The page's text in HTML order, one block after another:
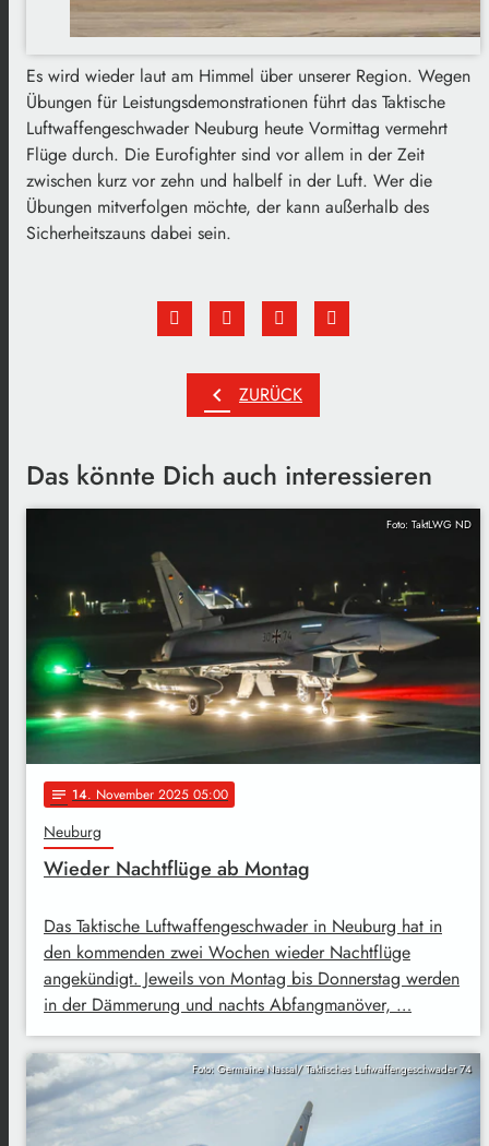
Es wird wieder laut am Himmel über unserer Region. Wegen
Übungen für Leistungsdemonstrationen führt das Taktische
Luftwaffengeschwader Neuburg heute Vormittag vermehrt
Flüge durch. Die Eurofighter sind vor allem in der Zeit
zwischen kurz vor zehn und halbelf in der Luft. Wer die
Übungen mitverfolgen möchte, der kann außerhalb des
Sicherheitszauns dabei sein.
chevron_left ZURÜCK
Das könnte Dich auch interessieren
Foto: TaktLWG ND
notes 14. November 2025 05:00
Neuburg
Wieder Nachtflüge ab Montag
Das Taktische Luftwaffengeschwader in Neuburg hat in
den kommenden zwei Wochen wieder Nachtflüge
angekündigt. Jeweils von Montag bis Donnerstag werden
in der Dämmerung und nachts Abfangmanöver, …
Foto: Germaine Nassal/ Taktisches Luftwaffengeschwader 74